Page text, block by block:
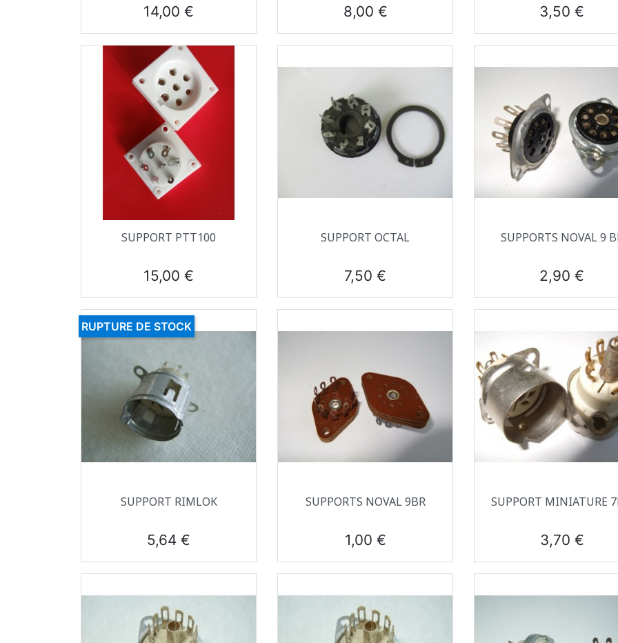
Prix
14,00 € Prix
8,00 € Prix
3,50 €
Aperçu rapide
SUPPORT PTT100
Prix
15,00 €
Aperçu rapide
SUPPORT OCTAL
Prix
7,50 €
Aperçu rapide
SUPPORTS NOVAL 9
Prix
2,90 €
Aperçu rapide
SUPPORT RIMLOK
Prix
5,64 €
RUPTURE DE STOCK
Aperçu rapide
SUPPORTS NOVAL 9BR
Prix
1,00 €
Aperçu rapide
SUPPORT MINIATURE
Prix
3,70 €